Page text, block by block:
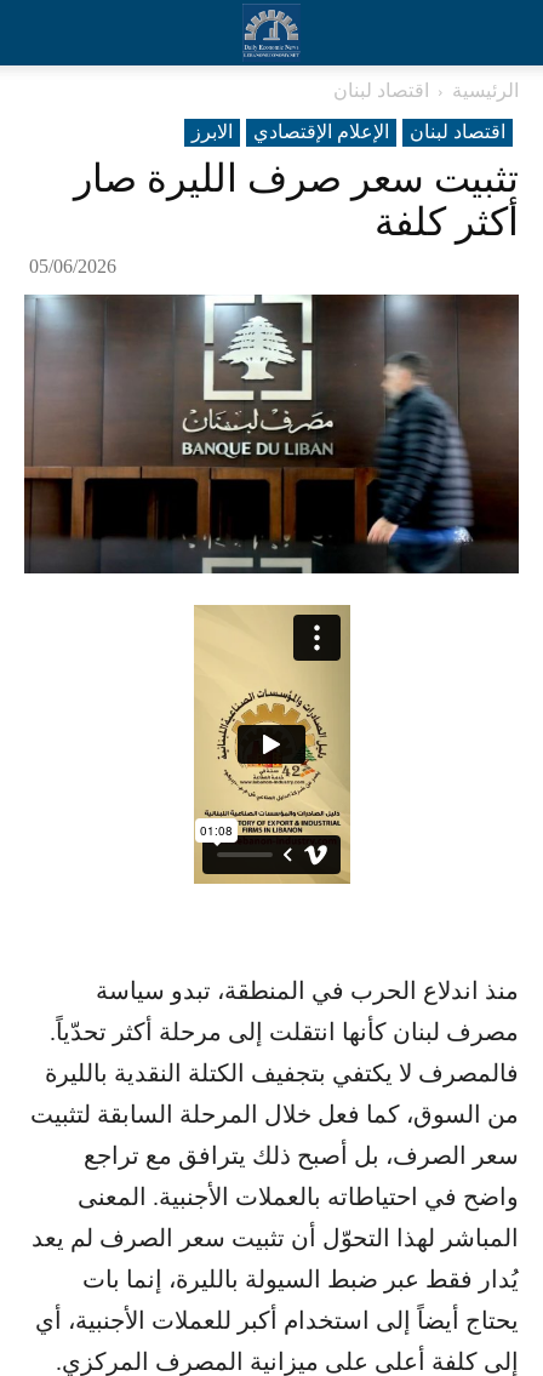
الرئيسية
اقتصاد لبنان
اقتصاد لبنان
الإعلام الإقتصادي الابرز
تثبيت سعر صرف الليرة صار
أكثر كلفة
05/06/2026
منذ اندلاع الحرب في المنطقة، تبدو سياسة
مصرف لبنان كأنها انتقلت إلى مرحلة أكثر تحدّياً.
فالمصرف لا يكتفي بتجفيف الكتلة النقدية بالليرة
من السوق، كما فعل خلال المرحلة السابقة لتثبيت
سعر الصرف، بل أصبح ذلك يترافق مع تراجع
واضح في احتياطاته بالعملات الأجنبية. المعنى
المباشر لهذا التحوّل أن تثبيت سعر الصرف لم يعد
يُدار فقط عبر ضبط السيولة بالليرة، إنما بات
يحتاج أيضاً إلى استخدام أكبر للعملات الأجنبية، أي
إلى كلفة أعلى على ميزانية المصرف المركزي.